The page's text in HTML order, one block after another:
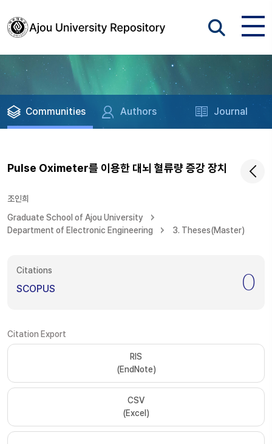
Communities Authors Journal
Pulse Oximeter를 이용한 대뇌 혈류량 증강 장치
조인희
Graduate School of Ajou University
Department of Electronic Engineering
3. Theses(Master)
Citations
SCOPUS 0
Citation Export
RIS
(EndNote)
CSV
(Excel)